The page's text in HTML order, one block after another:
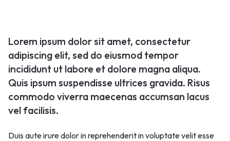
Lorem ipsum dolor sit amet, consectetur
adipiscing elit, sed do eiusmod tempor
incididunt ut labore et dolore magna aliqua.
Quis ipsum suspendisse ultrices gravida. Risus
commodo viverra maecenas accumsan lacus
vel facilisis.
Duis aute irure dolor in reprehenderit in voluptate velit esse